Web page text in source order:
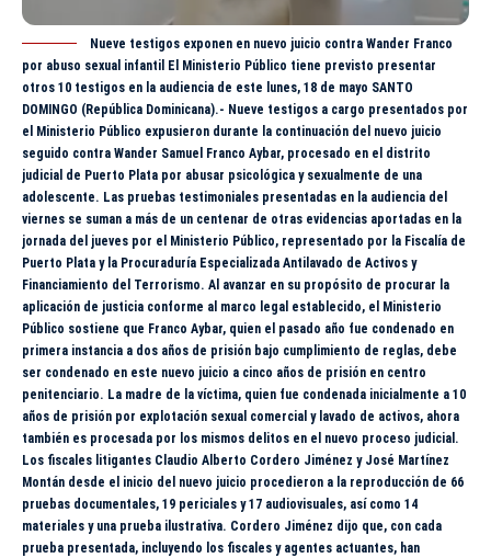
Nueve testigos exponen en nuevo juicio contra Wander Franco
por abuso sexual infantil El Ministerio Público tiene previsto presentar
otros 10 testigos en la audiencia de este lunes, 18 de mayo SANTO
DOMINGO (República Dominicana).- Nueve testigos a cargo presentados por
el Ministerio Público expusieron durante la continuación del nuevo juicio
seguido contra Wander Samuel Franco Aybar, procesado en el distrito
judicial de Puerto Plata por abusar psicológica y sexualmente de una
adolescente. Las pruebas testimoniales presentadas en la audiencia del
viernes se suman a más de un centenar de otras evidencias aportadas en la
jornada del jueves por el Ministerio Público, representado por la Fiscalía de
Puerto Plata y la Procuraduría Especializada Antilavado de Activos y
Financiamiento del Terrorismo. Al avanzar en su propósito de procurar la
aplicación de justicia conforme al marco legal establecido, el Ministerio
Público sostiene que Franco Aybar, quien el pasado año fue condenado en
primera instancia a dos años de prisión bajo cumplimiento de reglas, debe
ser condenado en este nuevo juicio a cinco años de prisión en centro
penitenciario. La madre de la víctima, quien fue condenada inicialmente a 10
años de prisión por explotación sexual comercial y lavado de activos, ahora
también es procesada por los mismos delitos en el nuevo proceso judicial.
Los fiscales litigantes Claudio Alberto Cordero Jiménez y José Martínez
Montán desde el inicio del nuevo juicio procedieron a la reproducción de 66
pruebas documentales, 19 periciales y 17 audiovisuales, así como 14
materiales y una prueba ilustrativa. Cordero Jiménez dijo que, con cada
prueba presentada, incluyendo los fiscales y agentes actuantes, han